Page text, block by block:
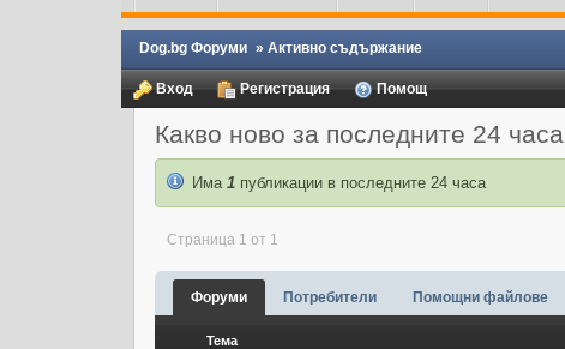
Dog.bg Форуми » Активно съдържание
Вход Регистрация Помощ
Какво ново за последните 24 часа
Има 1публикации в последните 24 часа
Страница 1 от 1
Форуми Потребители Помощни файлове
Тема